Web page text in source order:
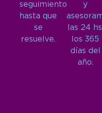
seguimiento
hasta que
se
resuelve.
y
las 24
los 365
días del
año.